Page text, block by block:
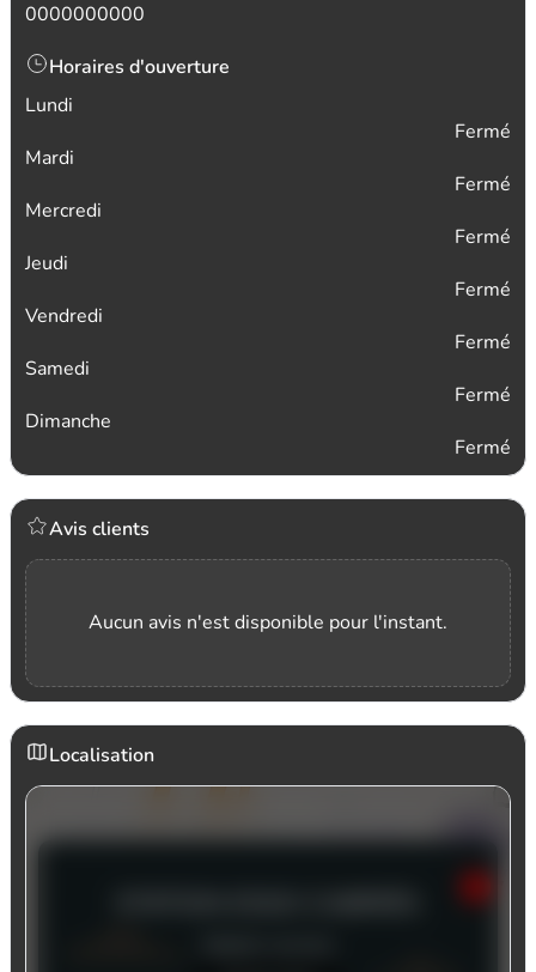
0000000000
Horaires d'ouverture
Lundi
Fermé
Mardi
Fermé
Mercredi
Fermé
Jeudi
Fermé
Vendredi
Fermé
Samedi
Fermé
Dimanche
Fermé
Avis clients
Aucun avis n'est disponible pour l'instant.
Localisation